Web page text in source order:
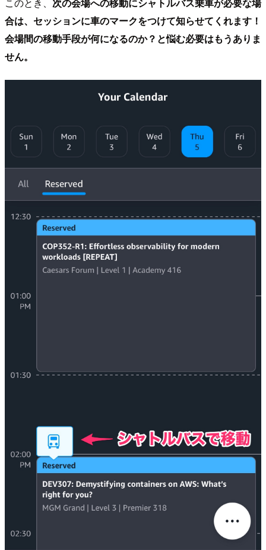
このとき、 次の会場への移動にシャトルバス乗車が必要な場
合は、セッションに車のマークをつけて知らせてくれます！
会場間の移動手段が何になるのか？と悩む必要はもうありま
せん。